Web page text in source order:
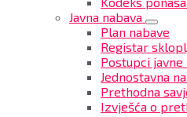
Javna nabava
Plan nabave
Registar
Postupci javne
Jednostavna
Prethodna
Izvješća o